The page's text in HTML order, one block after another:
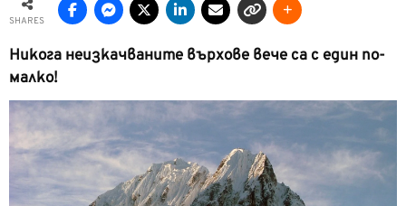
SHARES
Никога неизкачваните върхове вече са с един по-
малко!